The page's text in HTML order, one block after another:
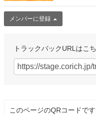
メンバーに登録
トラックバックURLはこ
このページのQRコードです